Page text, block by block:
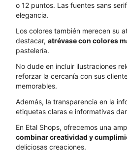
o 12 puntos. Las fuentes sans
elegancia.
Los colores también merecen su
destacar, atrévase con colores
pastelería.
No dude en incluir ilustraciones
reforzar la cercanía con sus
memorables.
Además, la transparencia en la
etiquetas claras e informativas
En Etal Shops, ofrecemos una
combinar creatividad y
deliciosas creaciones.